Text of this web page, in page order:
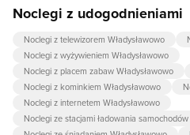
Noclegi z udogodnieniami
Noclegi z telewizorem Władysławowo
Noclegi z wyżywieniem Władysławowo
Noclegi z placem zabaw Władysławowo
Noclegi z kominkiem Władysławowo
Noclegi z internetem Władysławowo
Noclegi ze stacjami ładowania samochodów